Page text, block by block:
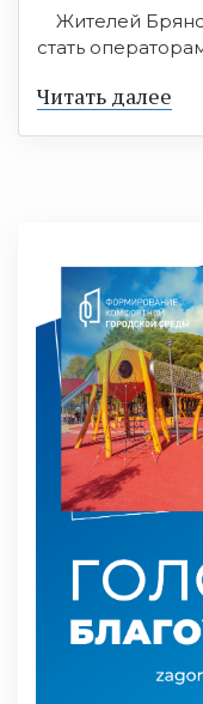
Жителей
стать
Читать далее